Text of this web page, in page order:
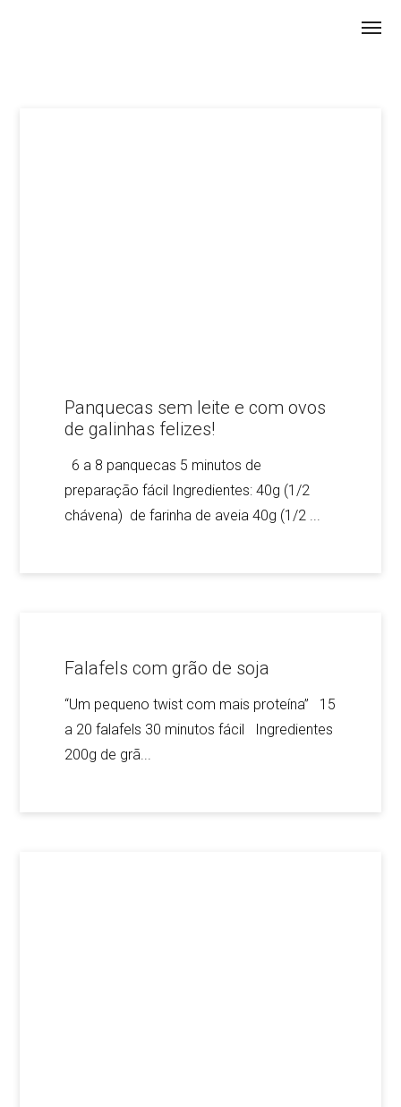
Panquecas sem leite e com ovos
de galinhas felizes!
6 a 8 panquecas 5 minutos de
preparação fácil Ingredientes: 40g (1/2
chávena) de farinha de aveia 40g (1/2 ...
Falafels com grão de soja
“Um pequeno twist com mais proteína” 15
a 20 falafels 30 minutos fácil Ingredientes
200g de grã...